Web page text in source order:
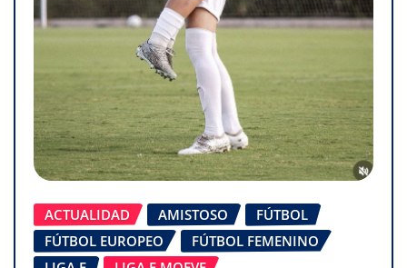
ACTUALIDAD AMISTOSO
FÚTBOL
FÚTBOL EUROPEO
FÚTBOL FEMENINO